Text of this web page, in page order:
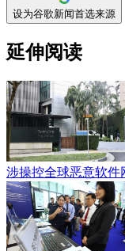
设为谷歌新闻首选来源
延伸阅读
涉操控全球恶意软件